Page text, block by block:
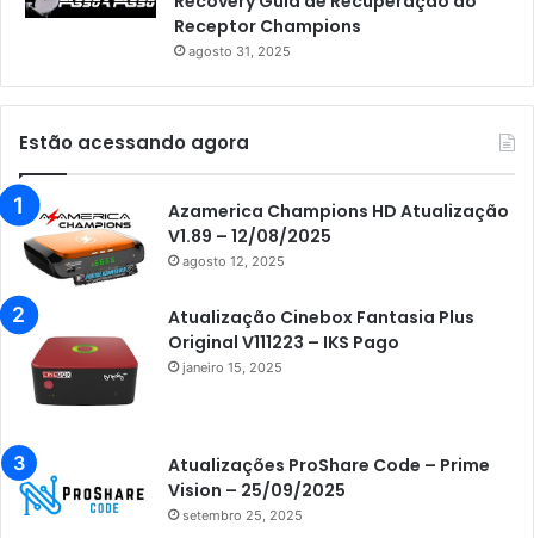
Receptor Champions
agosto 31, 2025
Estão acessando agora
Azamerica Champions HD Atualização
V1.89 – 12/08/2025
agosto 12, 2025
Atualização Cinebox Fantasia Plus
Original V111223 – IKS Pago
janeiro 15, 2025
Atualizações ProShare Code – Prime
Vision – 25/09/2025
setembro 25, 2025